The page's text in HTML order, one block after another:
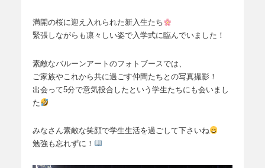
満開の桜に迎え入れられた新入生たち
緊張しながらも凛々しい姿で入学式に臨んでいました！
素敵なバルーンアートのフォトブースでは、
ご家族やこれから共に過ごす仲間たちとの写真撮影！
出会って5分で意気投合したという学生たちにも会いまし
た
みなさん素敵な笑顔で学生生活を過ごして下さいね
勉強も忘れずに！